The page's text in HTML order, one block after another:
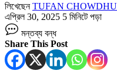
লিখেছেনTUFAN
এপ্রিল 30, 2025 5 মিনিটে পড়া
Tips
to
Start
Your
মন্তব্য বন্ধ
Share This Post